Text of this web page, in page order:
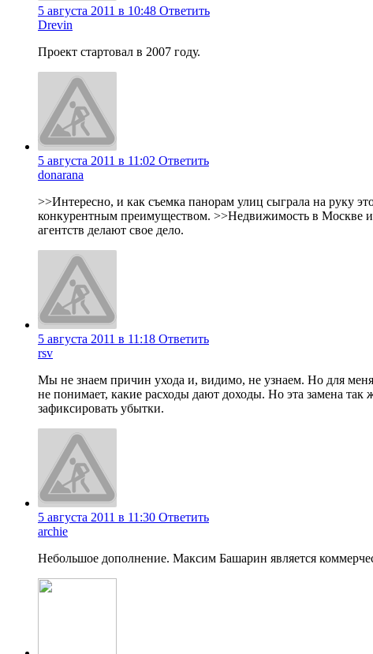
5 августа 2011 в 10:48 Ответить
Drevin
Проект стартовал в 2007 году.
5 августа 2011 в 11:02 Ответить
donarana
>>Интересно, и как съемка панорам улиц сыграла на руку
конкурентным преимуществом. >>Недвижимость в Москве
агентств делают свое дело.
5 августа 2011 в 11:18 Ответить
rsv
Мы не знаем причин ухода и, видимо, не узнаем. Но для
не понимает, какие расходы дают доходы. Но эта замена так
зафиксировать убытки.
5 августа 2011 в 11:30 Ответить
archie
Небольшое дополнение. Максим Башарин является